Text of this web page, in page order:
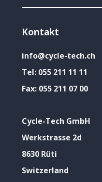
Kontakt
info@cycle-tech.ch
Tel: 055 211 11 11
Fax: 055 211 07 00
Cycle-Tech GmbH
Werkstrasse 2d
8630 Rüti
Switzerland